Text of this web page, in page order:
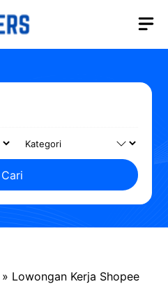
Cari
» Lowongan Kerja Shopee